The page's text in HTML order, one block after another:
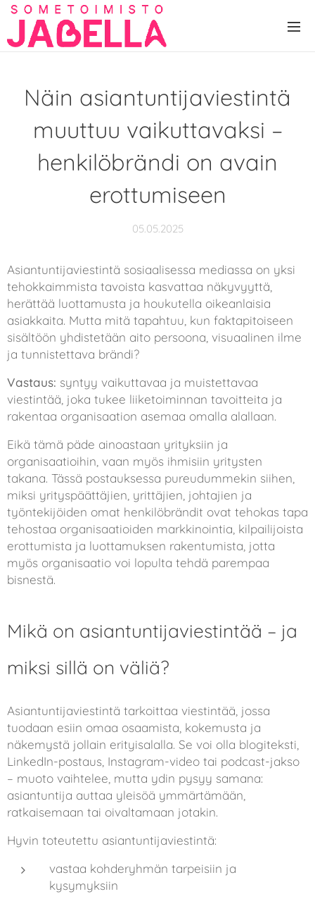
Näin asiantuntijaviestintä
muuttuu vaikuttavaksi –
henkilöbrändi on avain
erottumiseen
05.05.2025
Asiantuntijaviestintä sosiaalisessa mediassa on yksi
tehokkaimmista tavoista kasvattaa näkyvyyttä,
herättää luottamusta ja houkutella oikeanlaisia
asiakkaita. Mutta mitä tapahtuu, kun faktapitoiseen
sisältöön yhdistetään aito persoona, visuaalinen ilme
ja tunnistettava brändi?
Vastaus: syntyy vaikuttavaa ja muistettavaa
viestintää, joka tukee liiketoiminnan tavoitteita ja
rakentaa organisaation asemaa omalla alallaan.
Eikä tämä päde ainoastaan yrityksiin ja
organisaatioihin, vaan myös ihmisiin yritysten
takana. Tässä postauksessa pureudummekin siihen,
miksi yrityspäättäjien, yrittäjien, johtajien ja
työntekijöiden omat henkilöbrändit ovat tehokas tapa
tehostaa organisaatioiden markkinointia, kilpailijoista
erottumista ja luottamuksen rakentumista, jotta
myös organisaatio voi lopulta tehdä parempaa
bisnestä. 🫱🏼‍🫲🏽
Mikä on asiantuntijaviestintää – ja
miksi sillä on väliä?
Asiantuntijaviestintä tarkoittaa viestintää, jossa
tuodaan esiin omaa osaamista, kokemusta ja
näkemystä jollain erityisalalla. Se voi olla blogiteksti,
LinkedIn-postaus, Instagram-video tai podcast-jakso
– muoto vaihtelee, mutta ydin pysyy samana:
asiantuntija auttaa yleisöä ymmärtämään,
ratkaisemaan tai oivaltamaan jotakin.
Hyvin toteutettu asiantuntijaviestintä:
vastaa kohderyhmän tarpeisiin ja
kysymyksiin